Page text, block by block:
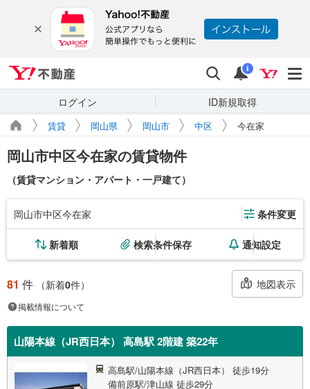
検索 通知
i
ログイン ID新規取得
賃貸 岡山県 岡山市 中区 今在家
岡山市中区今在家の賃貸物件
（賃貸マンション・アパート・一戸建て）
岡山市中区今在家 条件変更
新着順 検索条件保存 通知設定
81 件 （新着0件） 地図表示
掲載情報について
山陽本線（JR西日本） 高島駅 2階建 築22年
高島駅/山陽本線（JR西日本） 徒歩19分
備前原駅/津山線 徒歩29分